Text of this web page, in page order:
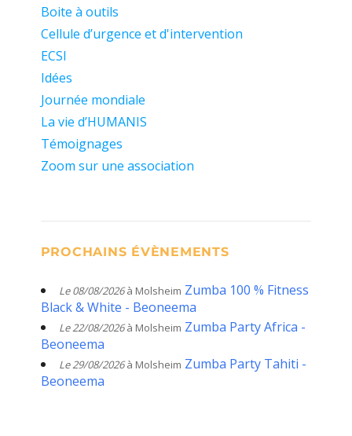
Boite à outils
Cellule d’urgence et d'intervention
ECSI
Idées
Journée mondiale
La vie d’HUMANIS
Témoignages
Zoom sur une association
PROCHAINS ÉVÈNEMENTS
Le 08/08/2026à Molsheim Zumba 100 % Fitness
Black & White - Beoneema
Le 22/08/2026à Molsheim Zumba Party Africa -
Beoneema
Le 29/08/2026à Molsheim Zumba Party Tahiti -
Beoneema